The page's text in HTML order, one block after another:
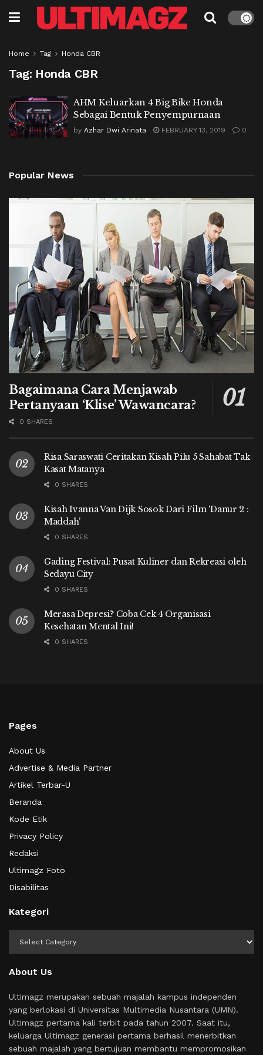
Home Tag Honda CBR
Tag: Honda CBR
AHM Keluarkan 4 Big Bike Honda
Sebagai Bentuk Penyempurnaan
by Azhar Dwi Arinata FEBRUARY 13, 2019 0
Popular News
Bagaimana Cara Menjawab
Pertanyaan ‘Klise’ Wawancara?
0 SHARES
Risa Saraswati Ceritakan Kisah Pilu 5 Sahabat Tak
Kasat Matanya
0 SHARES
Kisah Ivanna Van Dijk Sosok Dari Film ‘Danur 2 :
Maddah’
0 SHARES
Gading Festival: Pusat Kuliner dan Rekreasi oleh
Sedayu City
0 SHARES
Merasa Depresi? Coba Cek 4 Organisasi
Kesehatan Mental Ini!
0 SHARES
Pages
About Us
Advertise & Media Partner
Artikel Terbar-U
Beranda
Kode Etik
Privacy Policy
Redaksi
Ultimagz Foto
Disabilitas
Kategori
About Us
Ultimagz merupakan sebuah majalah kampus independen
yang berlokasi di Universitas Multimedia Nusantara (UMN).
Ultimagz pertama kali terbit pada tahun 2007. Saat itu,
keluarga Ultimagz generasi pertama berhasil menerbitkan
sebuah majalah yang bertujuan membantu mempromosikan